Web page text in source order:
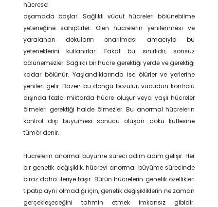
hücresel
aşamada başlar. Sağlıklı vücut hücreleri bölünebilme
yeteneğine sahiptirler. Ölen hücrelerin yenilenmesi ve
yaralanan dokuların onarılması amacıyla bu
yeteneklerini kullanırlar. Fakat bu sınırlıdır, sonsuz
bölünemezler. Sağlıklı bir hücre gerektiği yerde ve gerektiği
kadar bölünür. Yaşlandıklarında ise ölürler ve yerlerine
yenileri gelir. Bazen bu döngü bozulur; vücudun kontrolü
dışında fazla miktarda hücre oluşur veya yaşlı hücreler
ölmeleri gerektiği halde ölmezler. Bu anormal hücrelerin
kontrol dışı büyümesi sonucu oluşan doku kütlesine
tümör denir.
Hücrelerin anormal büyüme süreci adım adım gelişir. Her
bir genetik değişiklik, hücreyi anormal büyüme sürecinde
biraz daha ileriye taşır. Bütün hücrelerin genetik özellikleri
tıpatıp aynı olmadığı için, genetik değişikliklerin ne zaman
gerçekleşeceğini tahmin etmek imkansız gibidir.